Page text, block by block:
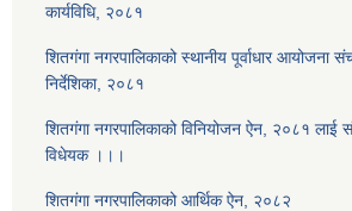
कार्यविधि, २०८१
शितगंगा नगरपालिकाको स्थानीय पूर्वाधार आयोजना
निर्देशिका, २०८१
शितगंगा नगरपालिकाको विनियोजन ऐन, २०८१ लाई
विधेयक ।।।
शितगंगा नगरपालिकाको आर्थिक ऐन, २०८२